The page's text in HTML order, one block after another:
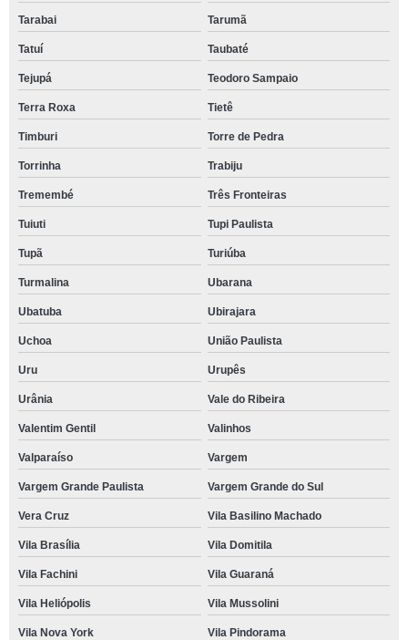
Tarabai Tarumã
Tatuí Taubaté
Tejupá Teodoro Sampaio
Terra Roxa Tietê
Timburi Torre de Pedra
Torrinha Trabiju
Tremembé Três Fronteiras
Tuiuti Tupi Paulista
Tupã Turiúba
Turmalina Ubarana
Ubatuba Ubirajara
Uchoa União Paulista
Uru Urupês
Urânia Vale do Ribeira
Valentim Gentil Valinhos
Valparaíso Vargem
Vargem Grande Paulista Vargem Grande do Sul
Vera Cruz Vila Basilino Machado
Vila Brasília Vila Domitila
Vila Fachini Vila Guaraná
Vila Heliópolis Vila Mussolini
Vila Nova York Vila Pindorama